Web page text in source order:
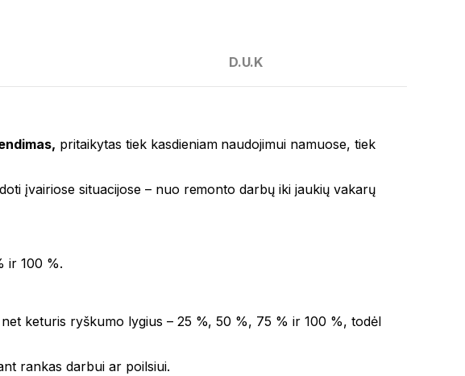
D.U.K
pritaikytas tiek kasdieniam naudojimui namuose, tiek
įvairiose situacijose – nuo remonto darbų iki jaukių vakarų
ir 100 %.
keturis ryškumo lygius – 25 %, 50 %, 75 % ir 100 %, todėl
rankas darbui ar poilsiui.